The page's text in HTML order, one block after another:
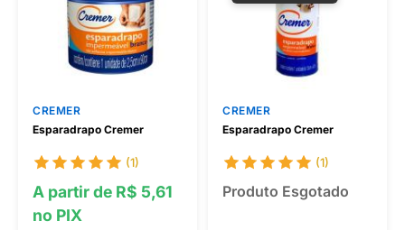
CREMER
Esparadrapo Cremer
(1)
A partir de R$ 5,61
no PIX
CREMER
Esparadrapo Cremer
(1)
Produto Esgotado